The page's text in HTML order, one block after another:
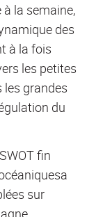
la semaine,
des
à la fois
les petites
les grandes
du
fin
sur